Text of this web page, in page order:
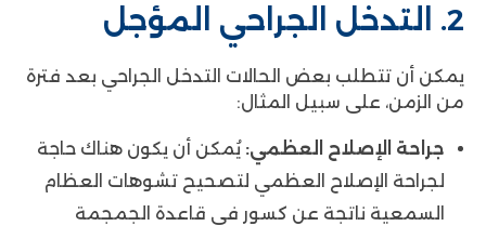
2. التدخل الجراحي المؤجل
يمكن أن تتطلب بعض الحالات التدخل الجراحي بعد فترة
من الزمن، على سبيل المثال:
جراحة الإصلاح العظمي: يُمكن أن يكون هناك حاجة
لجراحة الإصلاح العظمي لتصحيح تشوهات العظام
السمعية ناتجة عن كسور في قاعدة الجمجمة